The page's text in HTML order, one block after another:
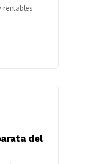
rentables
del